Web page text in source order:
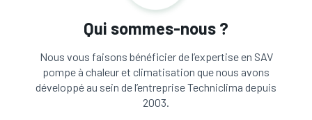
Qui sommes-nous ?
Nous vous faisons bénéficier de l’expertise en SAV
pompe à chaleur et climatisation que nous avons
développé au sein de l’entreprise Techniclima depuis
2003.